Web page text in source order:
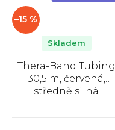
–15 %
Thera-Band Tubing
30,5 m, červená,
středně silná
Skladem